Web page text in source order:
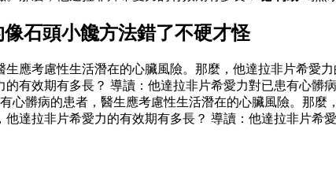
石頭小饞方法錯了不硬才怪
應考慮性生活潛在的心臟風險。那麼，他達拉非片希愛
有效期有多長？ 導讀：他達拉非片希愛力對已患有心
心髒病的患者，醫生應考慮性生活潛在的心臟風險。那
達拉非片希愛力的有效期有多長？ 導讀：他達拉非片